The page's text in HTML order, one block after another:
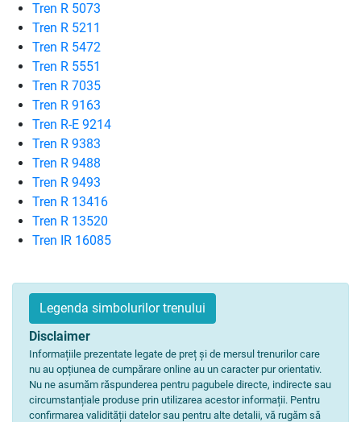
Tren R 5073
Tren R 5211
Tren R 5472
Tren R 5551
Tren R 7035
Tren R 9163
Tren R-E 9214
Tren R 9383
Tren R 9488
Tren R 9493
Tren R 13416
Tren R 13520
Tren IR 16085
Legenda simbolurilor trenului
Disclaimer
Informațiile prezentate legate de preț și de mersul trenurilor care
nu au opțiunea de cumpărare online au un caracter pur orientativ.
Nu ne asumăm răspunderea pentru pagubele directe, indirecte sau
circumstanțiale produse prin utilizarea acestor informații. Pentru
confirmarea validității datelor sau pentru alte detalii, vă rugăm să